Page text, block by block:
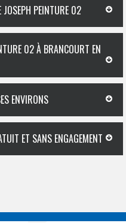
JOSEPH PEINTURE 02
02 À BRANCOURT EN
ENVIRONS
ET SANS ENGAGEMENT